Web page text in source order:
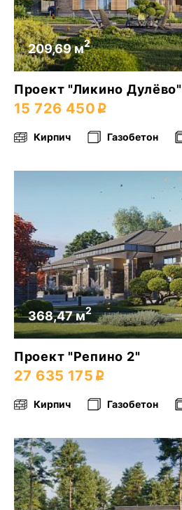
209,69 м2
Проект "Ликино Дулёво"
15 726 450
Кирпич Газобетон
368,47 м2
Проект "Репино 2"
27 635 175
Кирпич Газобетон